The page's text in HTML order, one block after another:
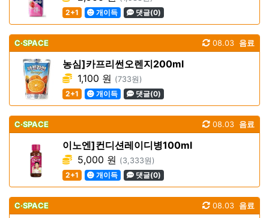
2+1
개이득 댓글(0)
C·SPACE 음료
08.03
농심]카프리썬오렌지200ml
1,100 원 (733원)
2+1
개이득 댓글(0)
C·SPACE 음료
08.03
이노엔]컨디션레이디병100ml
5,000 원 (3,333원)
2+1
개이득 댓글(0)
C·SPACE 음료
08.03